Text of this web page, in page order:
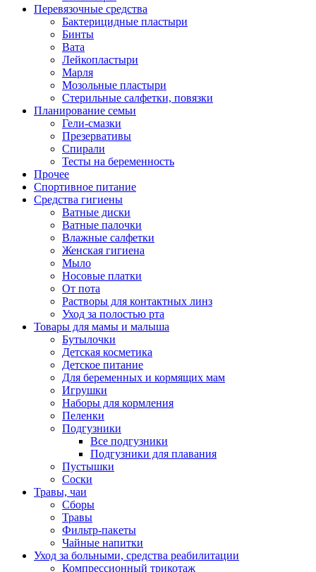
Перевязочные средства
Бактерицидные пластыри
Бинты
Вата
Лейкопластыри
Марля
Мозольные пластыри
Стерильные салфетки, повязки
Планирование семьи
Гели-смазки
Презервативы
Спирали
Тесты на беременность
Прочее
Спортивное питание
Средства гигиены
Ватные диски
Ватные палочки
Влажные салфетки
Женская гигиена
Мыло
Носовые платки
От пота
Растворы для контактных линз
Уход за полостью рта
Товары для мамы и малыша
Бутылочки
Детская косметика
Детское питание
Для беременных и кормящих мам
Игрушки
Наборы для кормления
Пеленки
Подгузники
Все подгузники
Подгузники для плавания
Пустышки
Соски
Травы, чаи
Сборы
Травы
Фильтр-пакеты
Чайные напитки
Уход за больными, средства реабилитации
Компрессионный трикотаж